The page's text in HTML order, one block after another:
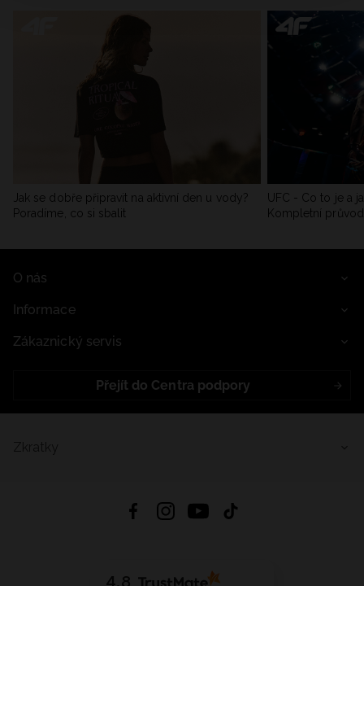
Jak se dobře připravit na aktivní den u vody?
Poradíme, co si sbalit
UFC - Co to je a
Kompletní
O nás
Informace
Zákaznický servis
Přejít do Centra podpory
4.8